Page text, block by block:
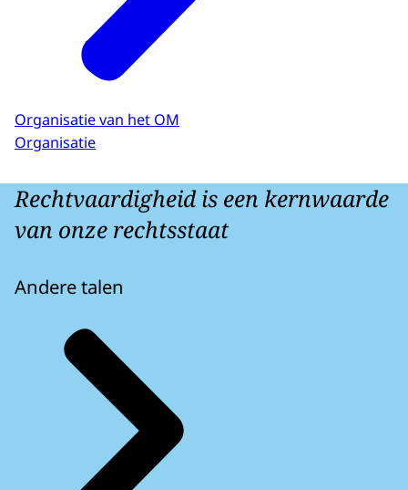
Organisatie van het OM
Organisatie
Rechtvaardigheid is een kernwaarde
van onze rechtsstaat
Andere talen